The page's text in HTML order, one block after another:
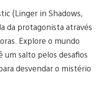
(Linger in Shadows,
da protagonista através
Explore o mundo
um salto pelos desafios
desvendar o mistério